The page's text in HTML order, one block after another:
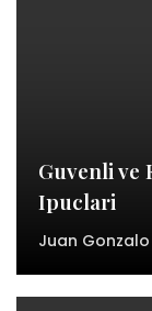
Guvenli ve
Ipuclari
Juan